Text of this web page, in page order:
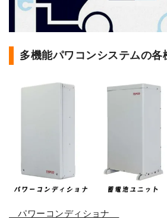
多機能パワコンシステムの各
パワーコンディショナ